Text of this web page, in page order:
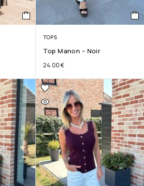
TOPS
Top Manon – Noir
24.00€